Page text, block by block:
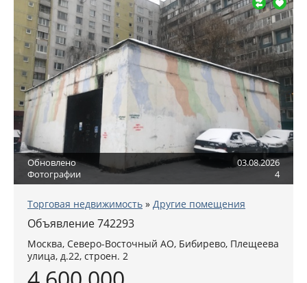
Обновлено
03.08.2026
Фотографии
4
Торговая недвижимость » Другие помещения
Объявление 742293
Москва, Северо-Восточный АО, Бибирево, Плещеева
улица, д.22, строен. 2